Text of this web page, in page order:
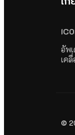
อัพ
เค
©